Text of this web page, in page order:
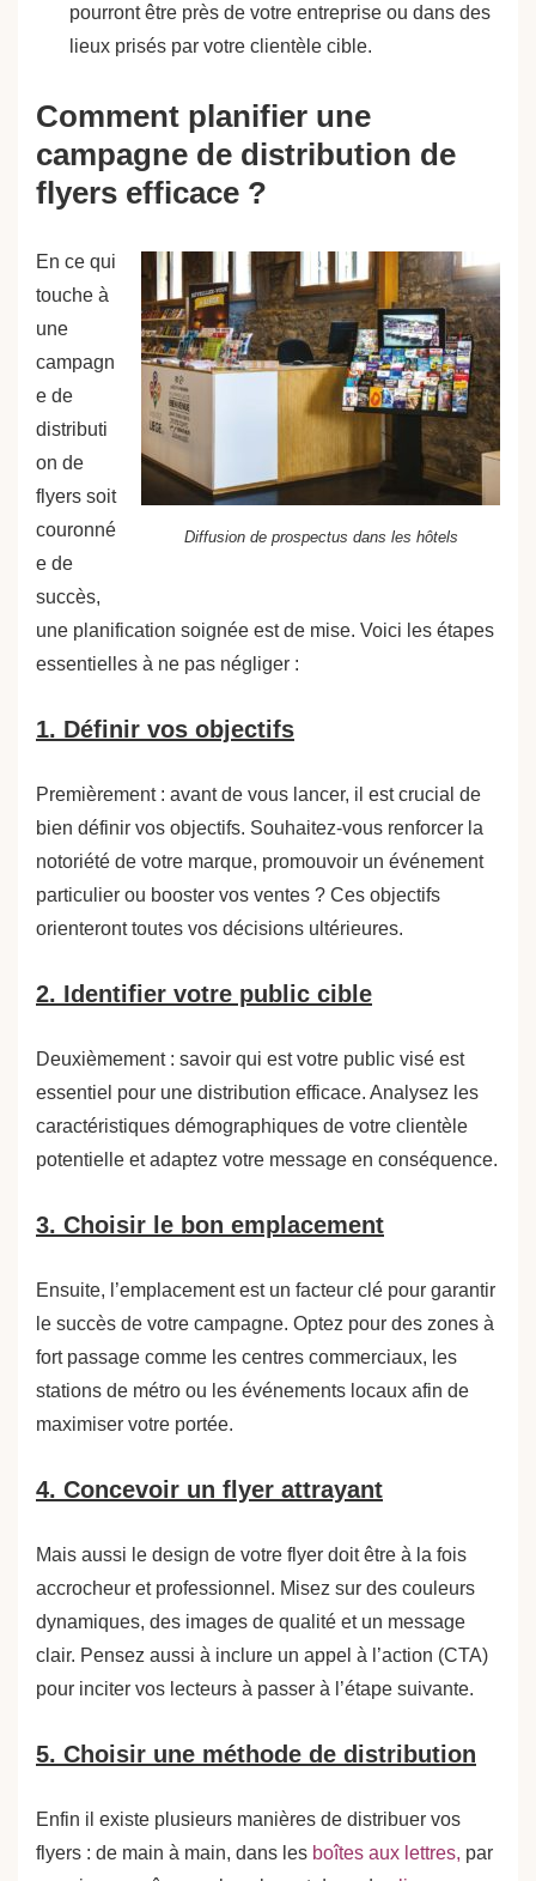
pourront être près de votre entreprise ou dans des
lieux prisés par votre clientèle cible.
Comment planifier une
campagne de distribution de
flyers efficace ?
Diffusion de prospectus dans les hôtels
En ce qui
touche à
une
campagn
e de
distributi
on de
flyers soit
couronné
e de
succès,
une planification soignée est de mise. Voici les étapes
essentielles à ne pas négliger :
1. Définir vos objectifs
Premièrement : avant de vous lancer, il est crucial de
bien définir vos objectifs. Souhaitez-vous renforcer la
notoriété de votre marque, promouvoir un événement
particulier ou booster vos ventes ? Ces objectifs
orienteront toutes vos décisions ultérieures.
2. Identifier votre public cible
Deuxièmement : savoir qui est votre public visé est
essentiel pour une distribution efficace. Analysez les
caractéristiques démographiques de votre clientèle
potentielle et adaptez votre message en conséquence.
3. Choisir le bon emplacement
Ensuite, l’emplacement est un facteur clé pour garantir
le succès de votre campagne. Optez pour des zones à
fort passage comme les centres commerciaux, les
stations de métro ou les événements locaux afin de
maximiser votre portée.
4. Concevoir un flyer attrayant
Mais aussi le design de votre flyer doit être à la fois
accrocheur et professionnel. Misez sur des couleurs
dynamiques, des images de qualité et un message
clair. Pensez aussi à inclure un appel à l’action (CTA)
pour inciter vos lecteurs à passer à l’étape suivante.
5. Choisir une méthode de distribution
Enfin il existe plusieurs manières de distribuer vos
flyers : de main à main, dans les boîtes aux lettres, par